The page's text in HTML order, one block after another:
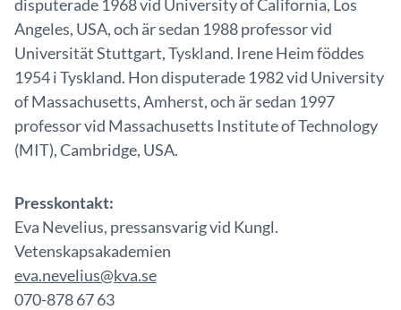
disputerade 1968 vid University of California, Los
Angeles, USA, och är sedan 1988 professor vid
Universität Stuttgart, Tyskland. Irene Heim föddes
1954 i Tyskland. Hon disputerade 1982 vid University
of Massachusetts, Amherst, och är sedan 1997
professor vid Massachusetts Institute of Technology
(MIT), Cambridge, USA.
Presskontakt:
Eva Nevelius, pressansvarig vid Kungl.
Vetenskapsakademien
eva.nevelius@kva.se
070-878 67 63